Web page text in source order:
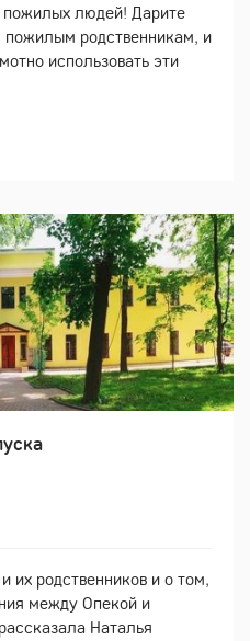
людей! Дарите
пожилым родственникам, и
использовать эти
родственников и о том,
между Опекой и
Наталья